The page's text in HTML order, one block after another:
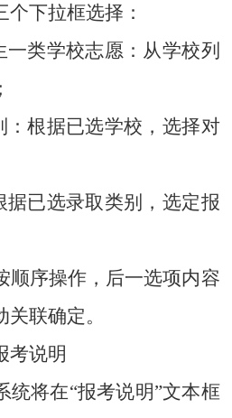
下拉框选择：
一类学校志愿：从学校列
：根据已选学校，选择对
据已选录取类别，选定报
顺序操作，后一选项内容
联确定。
考说明
统将在“报考说明”文本框